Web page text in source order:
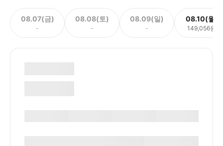
08.07(금)
-
08.08(토)
-
08.09(일)
-
08.10(월)
149,056원